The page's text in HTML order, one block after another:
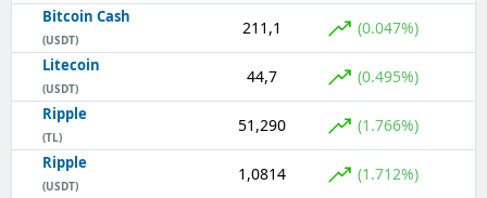
Bitcoin Cash
(USDT)
211,1 (0.047%)
Litecoin
(USDT)
44,7 (0.495%)
Ripple
(TL)
51,290 (1.766%)
Ripple
(USDT)
1,0814 (1.712%)